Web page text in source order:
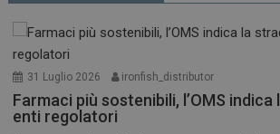
31 Luglio 2026 ironfish_distributor
Farmaci più sostenibili, l’OMS indica
enti regolatori